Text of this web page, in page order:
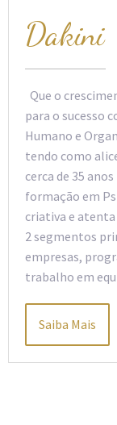
Dakini
Que o
para o sucesso
Humano e
tendo como
cerca de 35
formação em
criativa e atenta
2 segmentos
empresas,
trabalho em
Saiba Mais